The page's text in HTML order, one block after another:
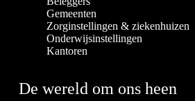
Gemeenten
Zorginstellingen & ziekenhuizen
Onderwijsinstellingen
Kantoren
De wereld om ons heen